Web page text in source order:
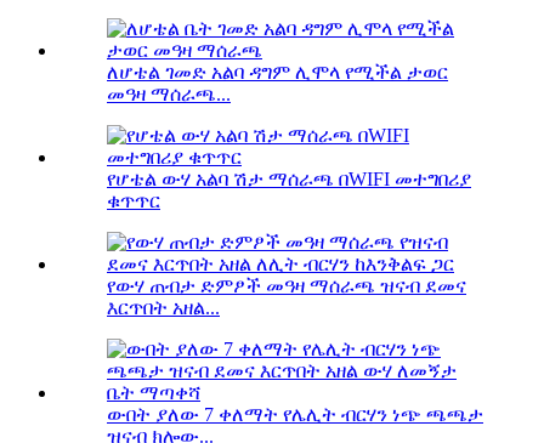
ለሆቴል ገመድ አልባ ዳግም ሊሞላ የሚችል ታወር
መዓዛ ማሰራጫ...
የሆቴል ውሃ አልባ ሽታ ማሰራጫ በWIFI መተግበሪያ
ቁጥጥር
የውሃ ጠብታ ድምፆች መዓዛ ማሰራጫ ዝናብ ደመና
እርጥበት አዘል...
ውበት ያለው 7 ቀለማት የሌሊት ብርሃን ነጭ ጫጫታ
ዝናብ ክሎው...